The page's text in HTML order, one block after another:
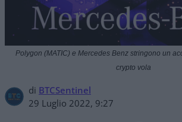
di BTCSentinel
29 Luglio 2022, 9:27
Polygon (MATIC) e Mercedes Benz stringono un
crypto vola